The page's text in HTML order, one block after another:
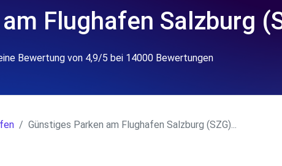
Flughafen Salzburg
Bewertung von 4,9/5 bei 14000 Bewertungen
Günstiges Parken am Flughafen Salzburg (SZG)...